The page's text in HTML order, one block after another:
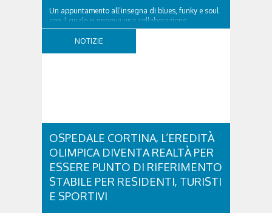
Un appuntamento all’insegna di blues, funky e soul
con il quale si rinnova una collaborazione
collaudata, quella con il Dolomiti Blues&Soul
Festival. Domenica 9 agosto alle 18.00 in piazza
NOTIZIE
OSPEDALE CORTINA, L’EREDITÀ
OLIMPICA DIVENTA REALTÀ PER
ESSERE PUNTO DI RIFERIMENTO
STABILE PER RESIDENTI, TURISTI
E SPORTIVI